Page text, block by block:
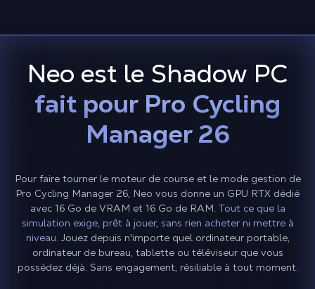
Neo est le Shadow PC
fait pour Pro Cycling
Manager 26
Pour faire tourner le moteur de course et le mode gestion de
Pro Cycling Manager 26, Neo vous donne un GPU RTX dédié
avec 16 Go de VRAM et 16 Go de RAM. Tout ce que la
simulation exige, prêt à jouer, sans rien acheter ni mettre à
niveau. Jouez depuis n'importe quel ordinateur portable,
ordinateur de bureau, tablette ou téléviseur que vous
possédez déjà. Sans engagement, résiliable à tout moment.